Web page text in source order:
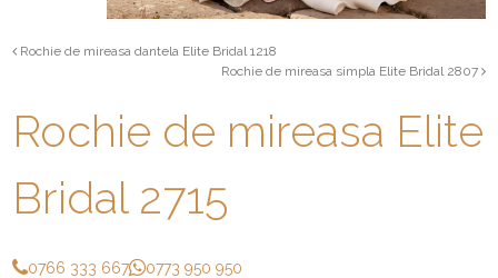
Rochie de mireasa dantela Elite Bridal 1218
Rochie de mireasa simpla Elite Bridal 2807
Rochie de mireasa Elite
Bridal 2715
0766 333 667 0773 950 950